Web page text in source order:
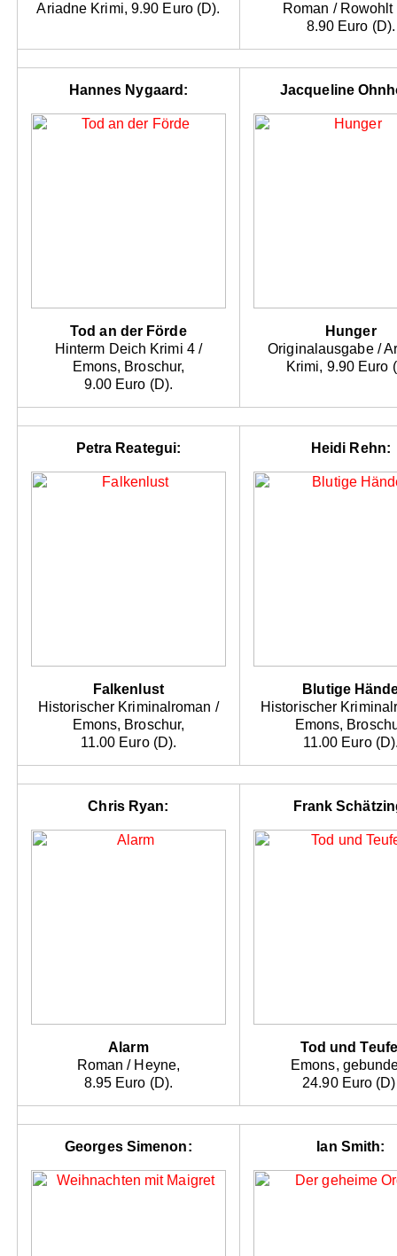
Ariadne Krimi, 9.90 Euro (D).
Roman / Rowohlt
8.90 Euro (D).
Hannes Nygaard:
Tod an der Förde
Hinterm Deich Krimi 4 /
Emons, Broschur,
9.00 Euro (D).
Jacqueline
Hunger
Originalausgabe /
Krimi, 9.90 Euro
Petra Reategui:
Falkenlust
Historischer Kriminalroman /
Emons, Broschur,
11.00 Euro (D).
Heidi Rehn:
Blutige
Historischer
Emons,
11.00 Euro
Chris Ryan:
Alarm
Roman / Heyne,
8.95 Euro (D).
Frank
Tod und
Emons,
24.90 Euro
Georges Simenon: Ian Smith: